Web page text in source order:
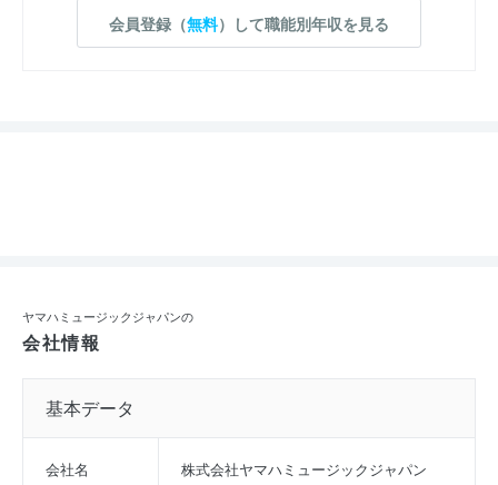
会員登録（無料）して職能別年収を見る
ヤマハミュージックジャパンの
会社情報
基本データ
会社名 株式会社ヤマハミュージックジャパン